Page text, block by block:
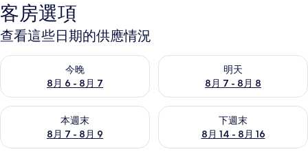
客房選項
查看這些日期的供應情況
今晚
8月 6 - 8月 7
查看今晚 (8月 6 - 8月 7) 的供應情況
明天
8月 7 - 8月 8
查看明天 (8月 7 - 8月 8) 的供
本週末
8月 7 - 8月 9
查看本週末 (8月 7 - 8月 9) 的供應情況
下週末
8月 14 - 8月 16
查看下週末 (8月 14 - 8月 16)